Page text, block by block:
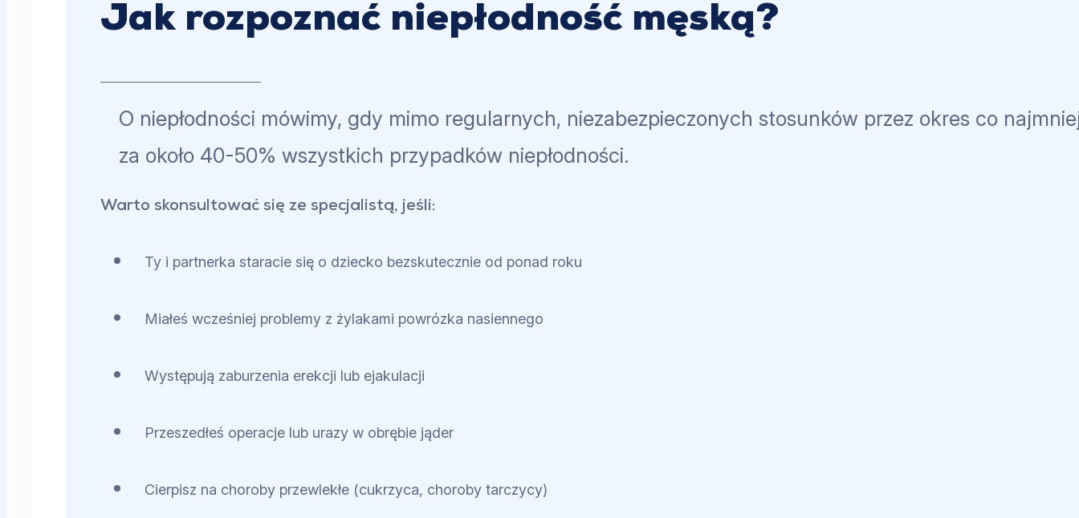
Jak rozpoznać niepłodność męską?
O niepłodności mówimy, gdy mimo regularnych, niezabezpieczonych stosunków przez okres co
za około 40-50% wszystkich przypadków niepłodności.
Warto skonsultować się ze specjalistą, jeśli:
Ty i partnerka staracie się o dziecko bezskutecznie od ponad roku
Miałeś wcześniej problemy z żylakami powrózka nasiennego
Występują zaburzenia erekcji lub ejakulacji
Przeszedłeś operacje lub urazy w obrębie jąder
Cierpisz na choroby przewlekłe (cukrzyca, choroby tarczycy)